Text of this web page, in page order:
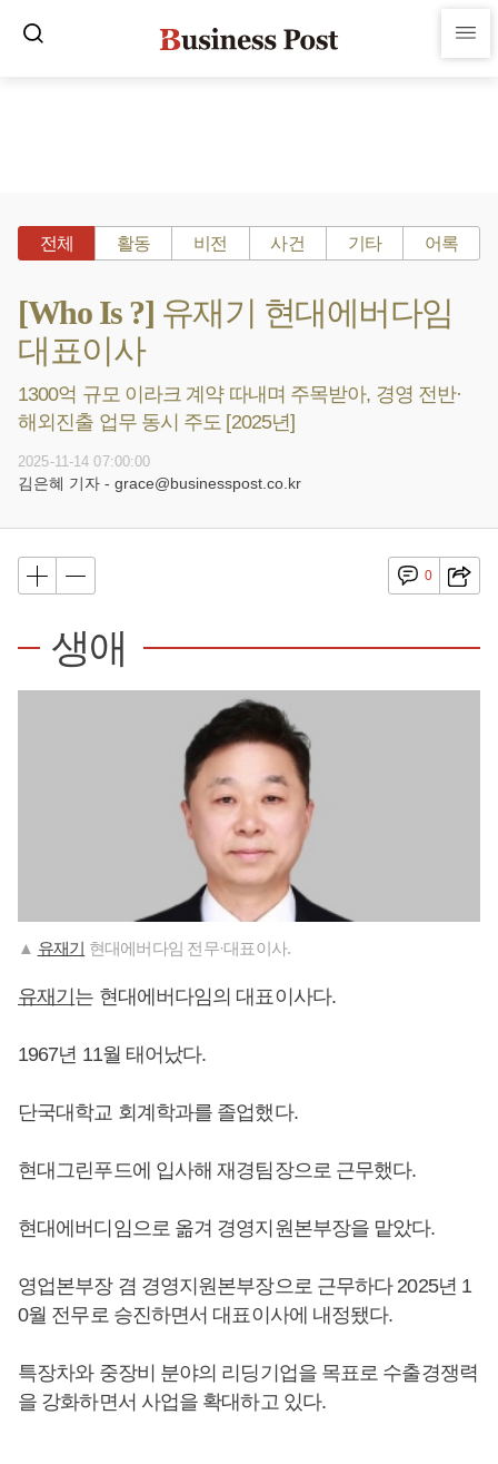
전체 활동 비전 사건 기타 어록
[Who Is ?] 유재기 현대에버다임
대표이사
1300억 규모 이라크 계약 따내며 주목받아, 경영 전반·
해외진출 업무 동시 주도 [2025년]
2025-11-14 07:00:00
김은혜 기자 - grace@businesspost.co.kr
0
생애
▲ 유재기 현대에버다임 전무·대표이사.
유재기 는 현대에버다임의 대표이사다.
1967년 11월 태어났다.
단국대학교 회계학과를 졸업했다.
현대그린푸드에 입사해 재경팀장으로 근무했다.
현대에버디임으로 옮겨 경영지원본부장을 맡았다.
영업본부장 겸 경영지원본부장으로 근무하다 2025년 1
0월 전무로 승진하면서 대표이사에 내정됐다.
특장차와 중장비 분야의 리딩기업을 목표로 수출경쟁력
을 강화하면서 사업을 확대하고 있다.